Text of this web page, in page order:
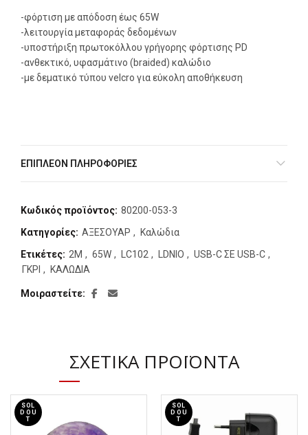
-φόρτιση με απόδοση έως 65W
-λειτουργία μεταφοράς δεδομένων
-υποστήριξη πρωτοκόλλου γρήγορης φόρτισης PD
-ανθεκτικό, υφασμάτινο (braided) καλώδιο
-με δεματικό τύπου velcro για εύκολη αποθήκευση
ΕΠΙΠΛΈΟΝ ΠΛΗΡΟΦΟΡΊΕΣ
Κωδικός προϊόντος: 80200-053-3
Κατηγορίες: ΑΞΕΣΟΥΑΡ ,
Καλώδια
Ετικέτες: 2M , 65W , LC102 , LDNIO , USB-C ΣΕ USB-C ,
ΓΚΡΙ , ΚΑΛΩΔΙΑ
Μοιραστείτε
ΣΧΕΤΙΚΆ ΠΡΟΪΌΝΤΑ
SOL
D OU
T
SOL
D OU
T